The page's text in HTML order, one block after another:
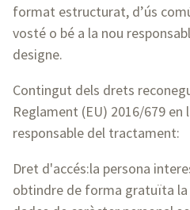
format estructurat, d’ús
vosté o bé a la nou
designe.
Contingut dels drets
Reglament (EU) 2016/679 en
responsable del tractament:
Dret d'accés:la persona
obtindre de forma gratuïta